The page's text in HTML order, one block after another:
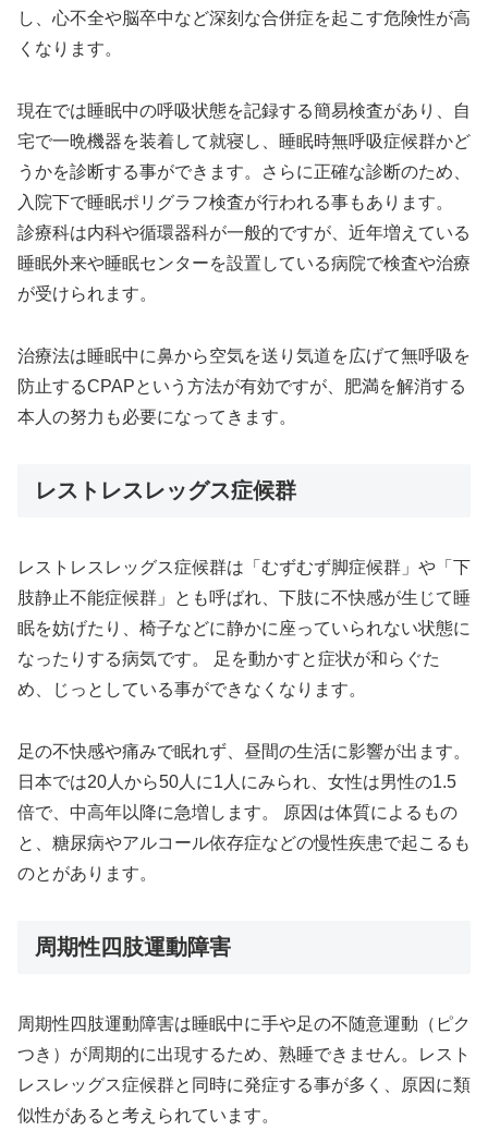
し、心不全や脳卒中など深刻な合併症を起こす危険性が高
くなります。
現在では睡眠中の呼吸状態を記録する簡易検査があり、自
宅で一晩機器を装着して就寝し、睡眠時無呼吸症候群かど
うかを診断する事ができます。さらに正確な診断のため、
入院下で睡眠ポリグラフ検査が行われる事もあります。
診療科は内科や循環器科が一般的ですが、近年増えている
睡眠外来や睡眠センターを設置している病院で検査や治療
が受けられます。
治療法は睡眠中に鼻から空気を送り気道を広げて無呼吸を
防止するCPAPという方法が有効ですが、肥満を解消する
本人の努力も必要になってきます。
レストレスレッグス症候群
レストレスレッグス症候群は「むずむず脚症候群」や「下
肢静止不能症候群」とも呼ばれ、下肢に不快感が生じて睡
眠を妨げたり、椅子などに静かに座っていられない状態に
なったりする病気です。 足を動かすと症状が和らぐた
め、じっとしている事ができなくなります。
足の不快感や痛みで眠れず、昼間の生活に影響が出ます。
日本では20人から50人に1人にみられ、女性は男性の1.5
倍で、中高年以降に急増します。 原因は体質によるもの
と、糖尿病やアルコール依存症などの慢性疾患で起こるも
のとがあります。
周期性四肢運動障害
周期性四肢運動障害は睡眠中に手や足の不随意運動（ピク
つき）が周期的に出現するため、熟睡できません。レスト
レスレッグス症候群と同時に発症する事が多く、原因に類
似性があると考えられています。